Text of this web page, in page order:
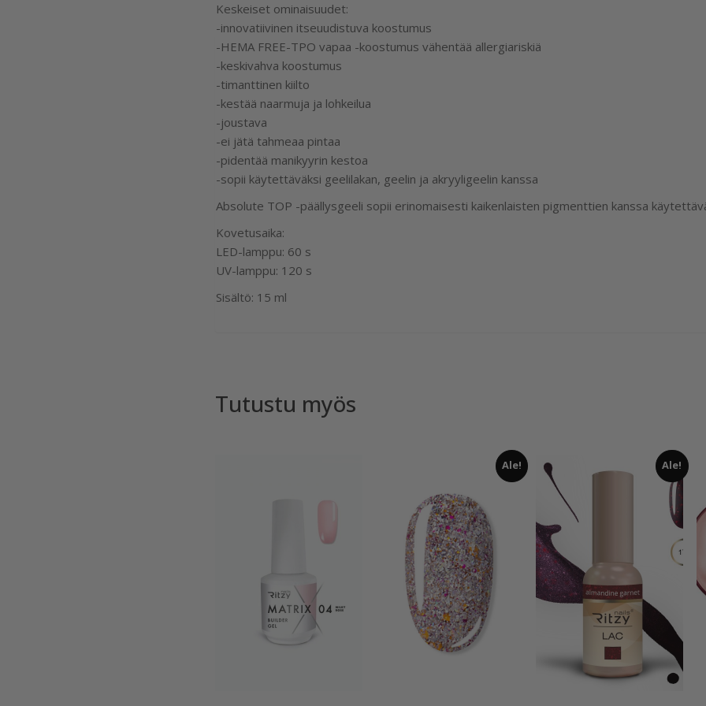
Keskeiset ominaisuudet:
-innovatiivinen itseuudistuva koostumus
-HEMA FREE-TPO vapaa -koostumus vähentää allergiariskiä
-keskivahva koostumus
-timanttinen kiilto
-kestää naarmuja ja lohkeilua
-joustava
-ei jätä tahmeaa pintaa
-pidentää manikyyrin kestoa
-sopii käytettäväksi geelilakan, geelin ja akryyligeelin kanssa
Absolute TOP -päällysgeeli sopii erinomaisesti kaikenlaisten pigmenttien kanssa
Kovetusaika:
LED-lamppu: 60 s
UV-lamppu: 120 s
Sisältö: 15 ml
Tutustu myös
Ale! Ale!